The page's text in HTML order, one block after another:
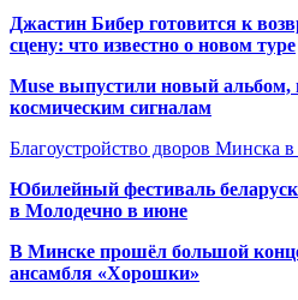
Джастин Бибер готовится к
сцену: что известно о новом туре
Muse выпустили новый
космическим сигналам
Благоустройство дворов Минска
Юбилейный фестиваль
в Молодечно в июне
В Минске прошёл большой
ансамбля «Хорошки»